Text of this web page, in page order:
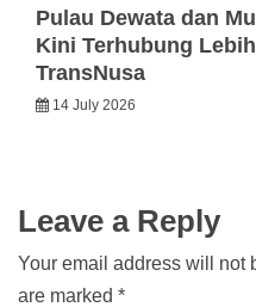
Pulau Dewata dan
Kini Terhubung
TransNusa
14 July 2026
Leave a Reply
Your email address will not
are marked *